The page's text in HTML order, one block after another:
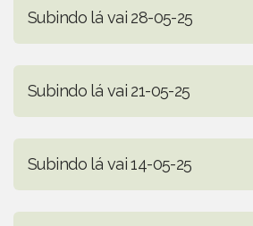
Subindo lá vai 28-05-25
Subindo lá vai 21-05-25
Subindo lá vai 14-05-25